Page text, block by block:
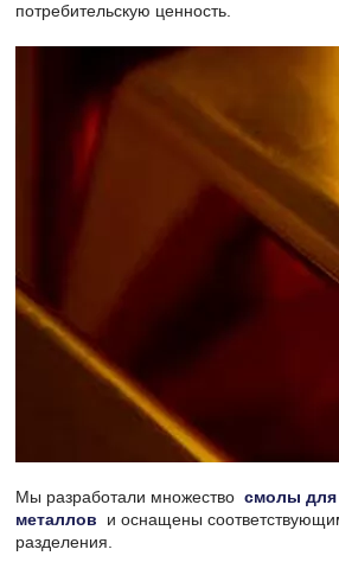
потребительскую ценность.
Мы разработали множествосмолы для
металлов
и оснащены
разделения.